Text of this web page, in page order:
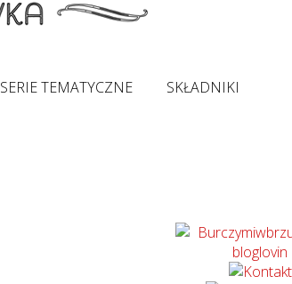
SERIE TEMATYCZNE SKŁADNIKI